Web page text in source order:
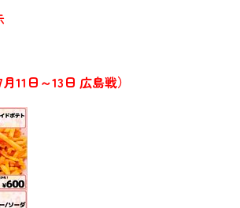
日～13日 広島戦）